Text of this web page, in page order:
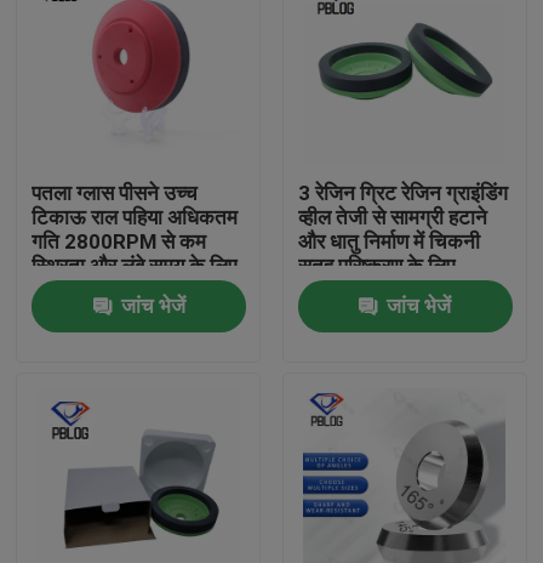
होम
उत्पाद
हमारे बारे में
पतला ग्लास पीसने उच्च
टिकाऊ राल पहिया अधिकतम
गति 2800RPM से कम
स्थिरता और लंबे समय के लिए
अनुकूलित की विशेषता
जांच भेजें
3 रेजिन ग्रिट रेजिन ग्राइंडिंग
व्हील तेजी से सामग्री हटाने
और धातु निर्माण में चिकनी
सतह परिष्करण के लिए
अनुकूलित
जांच भेजें